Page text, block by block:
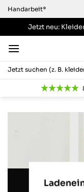
Zum
Inhalt
springen
Handarbeit*
Jetzt neu:
Suchen
nach: